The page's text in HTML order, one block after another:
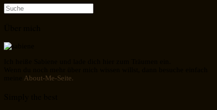
Suche
nach:
About-Me-Seite.